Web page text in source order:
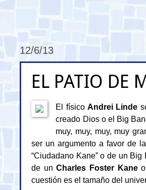
12/6/13
EL PATIO DE
El físicoAndrei Linde
creado Dios o el Big
muy, muy, muy, muy
ser un argumento a favor de
“Ciudadano Kane” o de un
de unCharles Foster Kane
cuestión es el tamaño del